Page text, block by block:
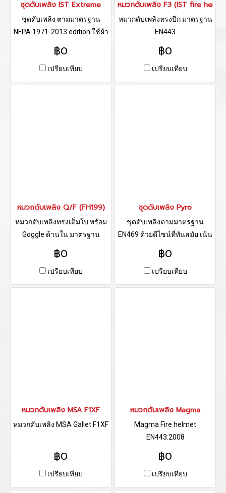
ชุดดับเพลิง IST Extreme
ชุดดับเพลิง ตามมาตรฐาน
NFPA 1971-2013 edition ใช้ผ้า
แคนาดา
฿0
เปรียบเทียบ
หมวกดับเพลิง F3 (IST fire
หมวกดับเพลิงทรงปีก มาตรฐาน
EN443
฿0
เปรียบเทียบ
หมวกดับเพลิง Q/F (FH199)
หมวกดับเพลิงทรงเต็มใบ พร้อม
Goggle ด้านใน มาตรฐาน
฿0
เปรียบเทียบ
ชุดดับเพลิง Pyro
ชุดดับเพลิงตามมาตรฐาน
EN469 ด้วยดีไซน์ที่ทันสมัย เน้น
ปลอดภัยของผู้สวมใส่ ทำให้
ปลอดภัยในการเข้าระงับเหตุใน
ทุกพื้นที่ ในและนอกอาคาร
฿0
เปรียบเทียบ
หมวกดับเพลิง MSA F1XF
หมวกดับเพลิง MSA Gallet F1XF
฿0
เปรียบเทียบ
หมวกดับเพลิง Magma
Magma Fire helmet
EN443:2008
฿0
เปรียบเทียบ